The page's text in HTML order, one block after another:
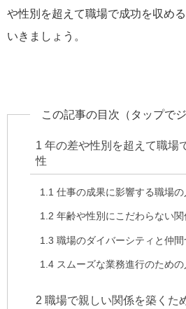
や性別を超えて職場で成功を収め
いきましょう。
この記事の目次（タップでジ
1 年の差や性別を超えて職場
性
1.1 仕事の成果に影響する職場
1.2 年齢や性別にこだわらない関
1.3 職場のダイバーシティと仲間
1.4 スムーズな業務進行のため
2 職場で親しい関係を築くた